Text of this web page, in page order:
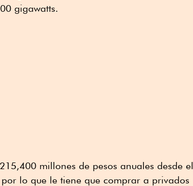
gigawatts.
millones de pesos anuales desde el
lo que le tiene que comprar a privados